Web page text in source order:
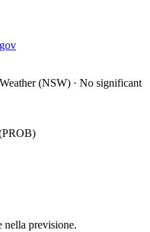
(NSW) · No significant
nella previsione.